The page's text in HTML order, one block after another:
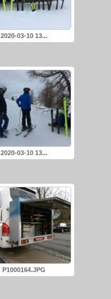
2020-03-10 13...
2020-03-10 13...
P1000164.JPG